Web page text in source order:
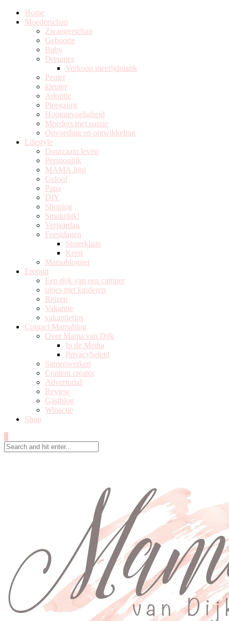
Home
Moederschap
Zwangerschap
Geboorte
Baby
Dreumes
Verkoop meerijdplank
Peuter
kleuter
Adoptie
Pleegzorg
Hooggevoeligheid
Moeders met passie
Opvoeding en ontwikkeling
Lifestyle
Duurzaam leven
Persoonlijk
MAMA.lijnt
Geloof
Papa
DIY
Shoplog
Smakelijk!
Verjaardag
Feestdagen
Sinterklaas
Kerst
Mamablogger
Eropuit
Een dijk van een camper
uitjes met kinderen
Reizen
Vakantie
vakantietips
Contact Mamablog
Over Mama van Dijk
In de Media
Privacybeleid
Samenwerken
Content creator
Advertorial
Review
Gastblog
Winactie
Shop